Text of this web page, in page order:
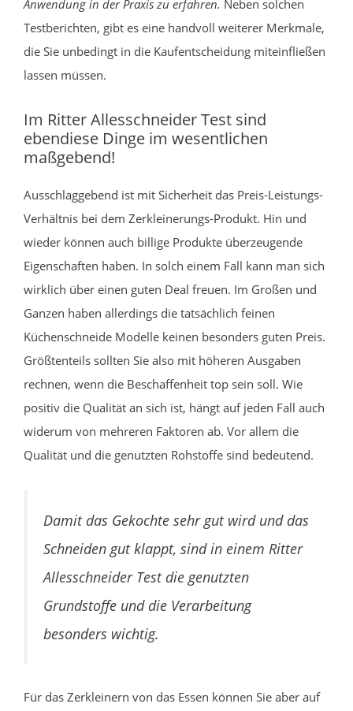
Anwendung in der Praxis zu erfahren. Neben solchen
Testberichten, gibt es eine handvoll weiterer Merkmale,
die Sie unbedingt in die Kaufentscheidung miteinfließen
lassen müssen.
Im Ritter Allesschneider Test sind
ebendiese Dinge im wesentlichen
maßgebend!
Ausschlaggebend ist mit Sicherheit das Preis-Leistungs-
Verhältnis bei dem Zerkleinerungs-Produkt. Hin und
wieder können auch billige Produkte überzeugende
Eigenschaften haben. In solch einem Fall kann man sich
wirklich über einen guten Deal freuen. Im Großen und
Ganzen haben allerdings die tatsächlich feinen
Küchenschneide Modelle keinen besonders guten Preis.
Größtenteils sollten Sie also mit höheren Ausgaben
rechnen, wenn die Beschaffenheit top sein soll. Wie
positiv die Qualität an sich ist, hängt auf jeden Fall auch
widerum von mehreren Faktoren ab. Vor allem die
Qualität und die genutzten Rohstoffe sind bedeutend.
Damit das Gekochte sehr gut wird und das
Schneiden gut klappt, sind in einem Ritter
Allesschneider Test die genutzten
Grundstoffe und die Verarbeitung
besonders wichtig.
Für das Zerkleinern von das Essen können Sie aber auf